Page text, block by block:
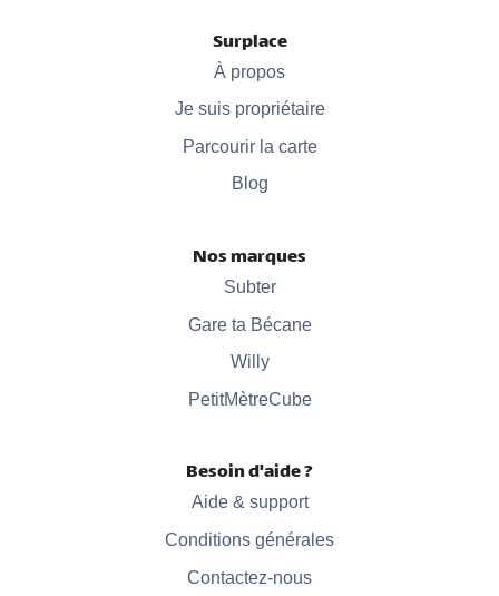
Surplace
À propos
Je suis propriétaire
Parcourir la carte
Blog
Nos marques
Subter
Gare ta Bécane
Willy
PetitMètreCube
Besoin d'aide ?
Aide & support
Conditions générales
Contactez-nous